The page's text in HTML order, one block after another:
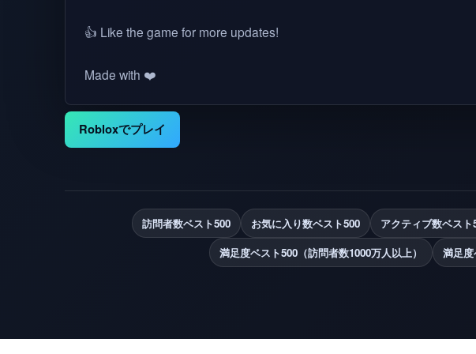
👍 Like the game for more updates!
Made with ❤️
Robloxでプレイ
訪問者数ベスト500 お気に入り数ベスト500 アクティブ数ベスト
満足度ベスト500（訪問者数1000万人以上）
満足度